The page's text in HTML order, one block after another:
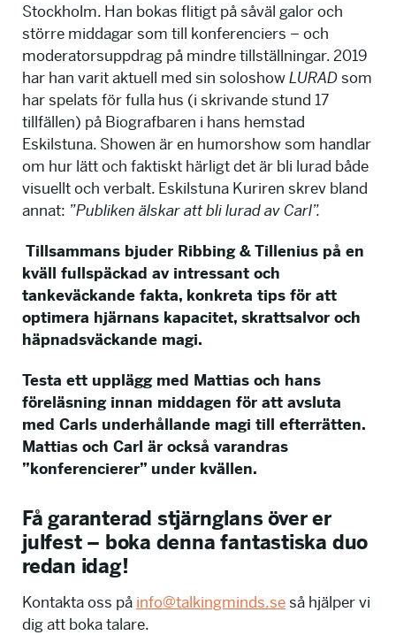
Stockholm. Han bokas flitigt på såväl galor och
större middagar som till konferenciers – och
moderatorsuppdrag på mindre tillställningar. 2019
har han varit aktuell med sin soloshowLURADsom
har spelats för fulla hus (i skrivande stund 17
tillfällen) på Biografbaren i hans hemstad
Eskilstuna. Showen är en humorshow som handlar
om hur lätt och faktiskt härligt det är bli lurad både
visuellt och verbalt. Eskilstuna Kuriren skrev bland
annat: ”Publiken älskar att bli lurad av Carl”.
Tillsammans bjuder Ribbing & Tillenius på en
kväll fullspäckad av intressant och
tankeväckande fakta, konkreta tips för att
optimera hjärnans kapacitet, skrattsalvor och
häpnadsväckande magi.
Testa ett upplägg med Mattias och hans
föreläsning innan middagen för att avsluta
med Carls underhållande magi till efterrätten.
Mattias och Carl är också varandras
”konferencierer” under kvällen.
Få garanterad stjärnglans över er
julfest – boka denna fantastiska duo
redan idag!
Kontakta oss på info@talkingminds.seså hjälper vi
dig att boka talare.